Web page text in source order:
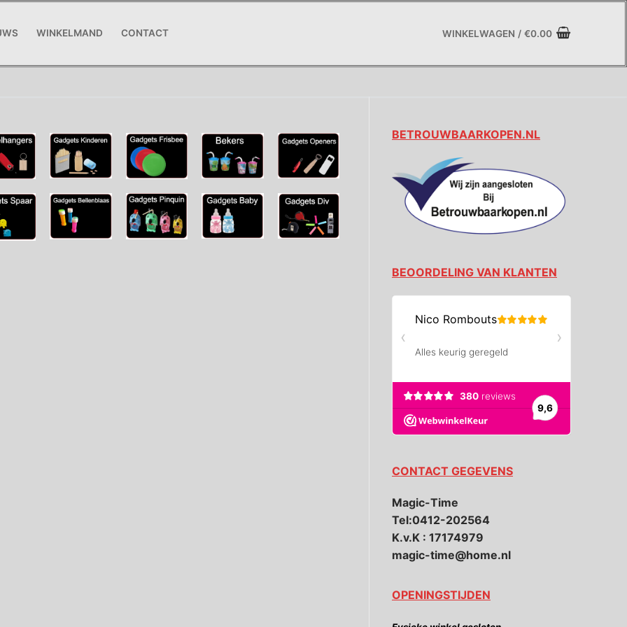
WINKELMAND CONTACT WINKELWAGEN / €0.00
BETROUWBAARKOPEN.NL
BEOORDELING VAN KLANTEN
CONTACT GEGEVENS
Magic-Time
Tel:0412-202564
K.v.K : 17174979
magic-time@home.nl
OPENINGSTIJDEN